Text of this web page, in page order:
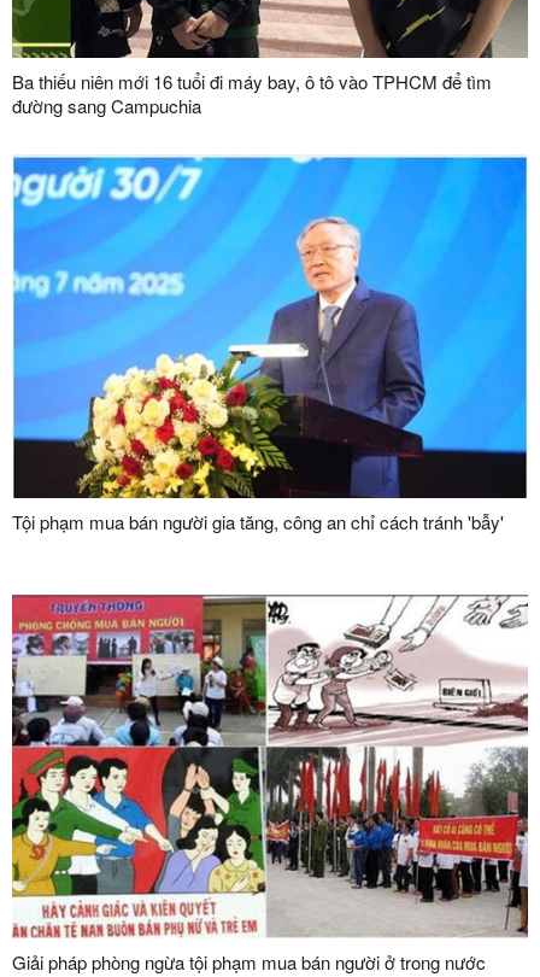
Ba thiếu niên mới 16 tuổi đi máy bay, ô tô vào TPHCM để tìm
đường sang Campuchia
Tội phạm mua bán người gia tăng, công an chỉ cách tránh 'bẫy'
Giải pháp phòng ngừa tội phạm mua bán người ở trong nước